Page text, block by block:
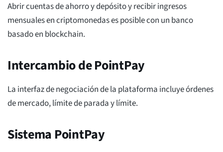
Abrir cuentas de ahorro y depósito y recibir ingresos
mensuales en criptomonedas es posible con un banco
basado en blockchain.
Intercambio de PointPay
La interfaz de negociación de la plataforma incluye órdenes
de mercado, límite de parada y límite.
Sistema PointPay